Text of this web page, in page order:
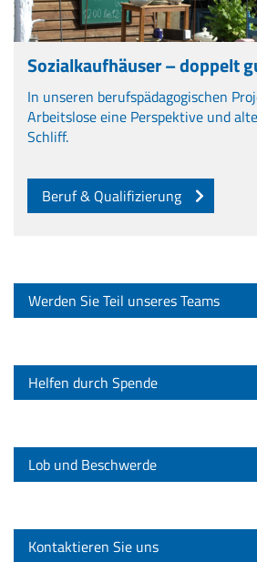
Sozialkaufhäuser – doppelt
In unseren berufspädagogischen
Arbeitslose eine Perspektive und
Schliff.
Beruf & Qualifizierung
Werden Sie Teil unseres Teams
Helfen durch Spende
Lob und Beschwerde
Kontaktieren Sie uns